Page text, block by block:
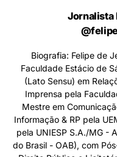
Jornalista
Biografia: Felipe de
Faculdade Estácio de
(Lato Sensu) em
Imprensa pela
Mestre em
Informação & RP pela
pela UNIESP S.A./MG -
do Brasil - OAB), com